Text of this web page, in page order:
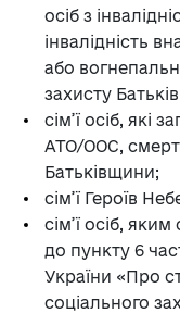
осіб з
інвалідність
або
захисту
сім’ї осіб, які
АТО/ООС,
Батьківщини;
сім’ї Героїв
сім’ї осіб,
до пункту 6
України «Про
соціального